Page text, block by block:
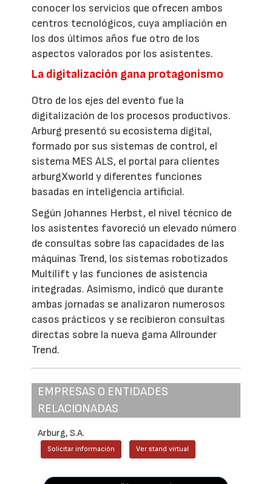
conocer los servicios que ofrecen ambos
centros tecnológicos, cuya ampliación en
los dos últimos años fue otro de los
aspectos valorados por los asistentes.
La digitalización gana protagonismo
Otro de los ejes del evento fue la
digitalización de los procesos productivos.
Arburg presentó su ecosistema digital,
formado por sus sistemas de control, el
sistema MES ALS, el portal para clientes
arburgXworld y diferentes funciones
basadas en inteligencia artificial.
Según Johannes Herbst, el nivel técnico de
los asistentes favoreció un elevado número
de consultas sobre las capacidades de las
máquinas Trend, los sistemas robotizados
Multilift y las funciones de asistencia
integradas. Asimismo, indicó que durante
ambas jornadas se analizaron numerosos
casos prácticos y se recibieron consultas
directas sobre la nueva gama Allrounder
Trend.
EMPRESAS O ENTIDADES
RELACIONADAS
Arburg, S.A.
Solicitar información Ver stand virtual